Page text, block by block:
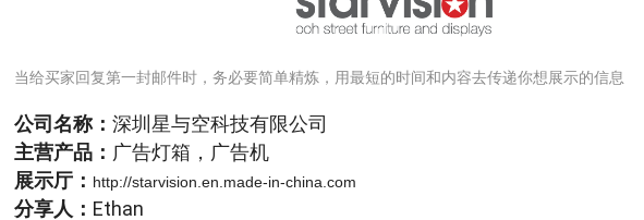
当给买家回复第一封邮件时，务必要简单精炼，用最短的时间和内容去传递你想展示的信息
公司名称： 深圳星与空科技有限公司
主营产品： 广告灯箱，广告机
展示厅： http://starvision.en.made-in-china.com
分享人： Ethan